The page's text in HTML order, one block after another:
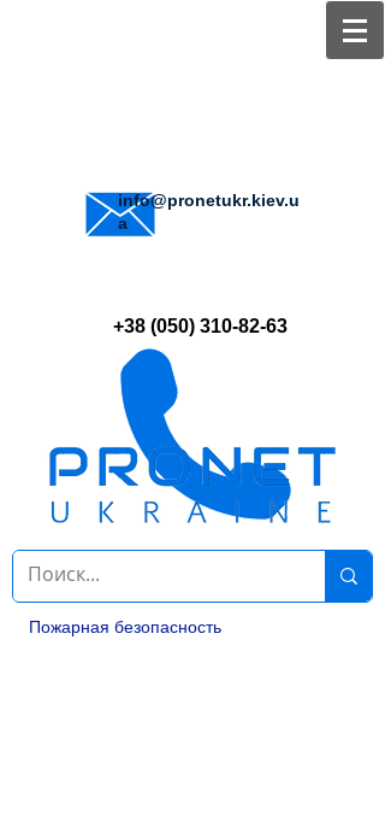
info@pronetukr.kiev.u
a
+38 (050) 310-82-63
Пожарная безопасность